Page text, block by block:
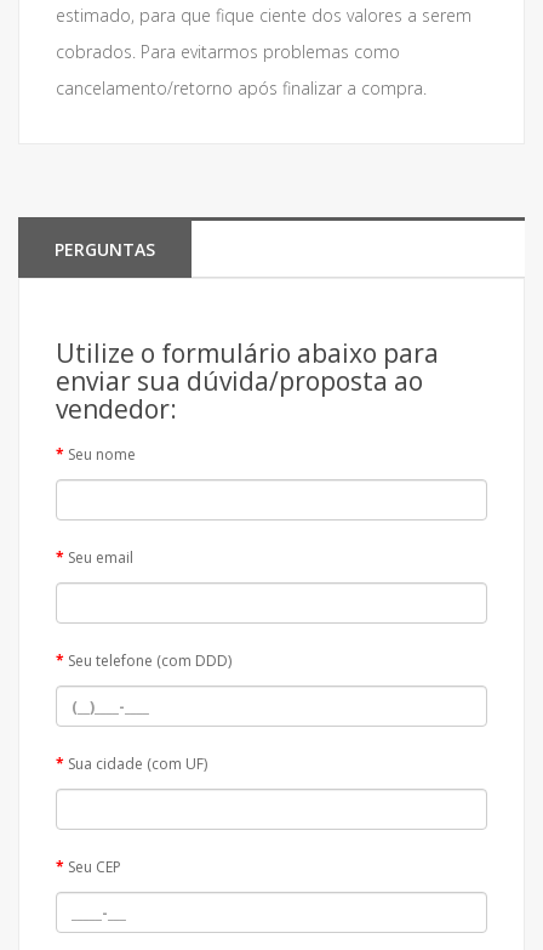
estimado, para que fique ciente dos valores a serem
cobrados. Para evitarmos problemas como
cancelamento/retorno após finalizar a compra.
PERGUNTAS
Utilize o formulário abaixo para
enviar sua dúvida/proposta ao
vendedor:
Seu nome
Seu email
Seu telefone (com DDD)
Sua cidade (com UF)
Seu CEP